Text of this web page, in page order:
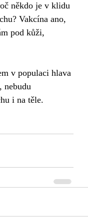
někdo je v klidu
Vakcína ano,
pod kůži,
v populaci hlava
nebudu
i na těle.